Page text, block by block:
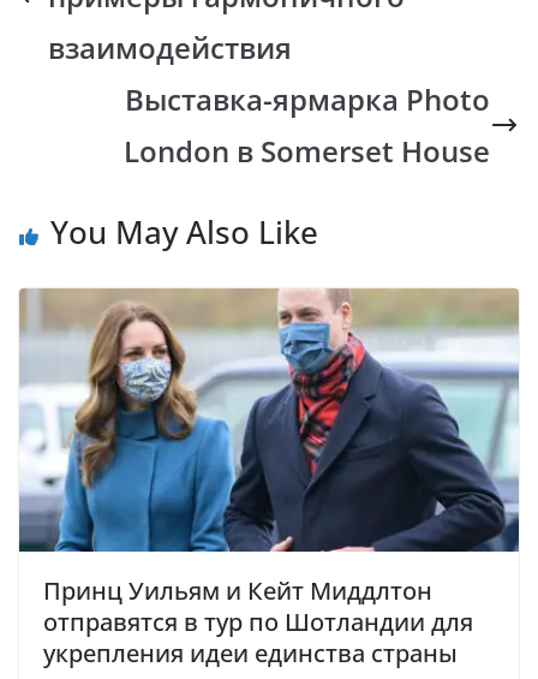
k p k
взаимодействия
Выставка-ярмарка Photo
London в Somerset House
You May Also Like
Принц Уильям и Кейт Миддлтон
отправятся в тур по Шотландии для
укрепления идеи единства страны